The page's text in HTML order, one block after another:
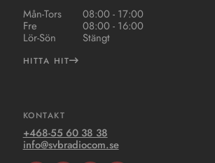
Mån-Tors
08:00 - 17:00
Fre 08:00 - 16:00
Lör-Sön Stängt
HITTA HIT
KONTAKT
+468-55 60 38 38
info@svbradiocom.se